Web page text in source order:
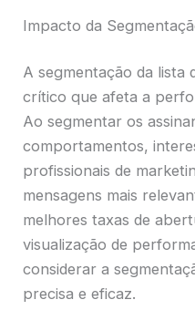
Impacto da
A segmentação da lista
crítico que afeta a
Ao segmentar os
comportamentos,
profissionais de
mensagens mais
melhores taxas de
visualização de
considerar a
precisa e eficaz.